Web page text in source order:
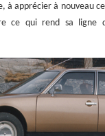
à apprécier à nouveau
ce qui rend sa ligne